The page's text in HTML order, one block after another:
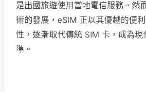
是出國旅遊使用當地電信服務。然
術的發展，eSIM 正以其優越的便
性，逐漸取代傳統 SIM 卡，成為現
準。